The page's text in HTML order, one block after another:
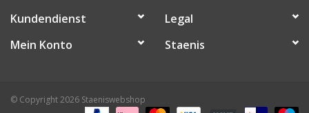
- Wärmespeicherfähigkeit: 1.670 J/kg.K
- Brandklasse: B2 gemäß DIN 4102
Kundendienst
Legal
Mein Konto
Staenis
© Copyright 2026 Staeniswebshop